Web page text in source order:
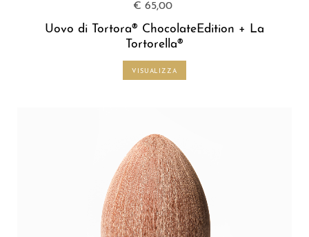
€ 65,00
Uovo di Tortora® ChocolateEdition + La
Tortorella®
VISUALIZZA